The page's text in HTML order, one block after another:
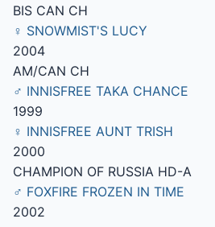
BIS CAN CH
♀ SNOWMIST'S LUCY
2004
AM/CAN CH
♂ INNISFREE TAKA CHANCE
1999
♀ INNISFREE AUNT TRISH
2000
CHAMPION OF RUSSIA HD-A
♂ FOXFIRE FROZEN IN TIME
2002